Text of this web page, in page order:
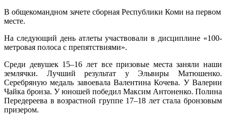
В общекомандном зачете сборная Республики Коми на первом
месте.
На следующий день атлеты участвовали в дисциплине «100-
метровая полоса с препятствиями».
Среди девушек 15–16 лет все призовые места заняли наши
землячки. Лучший результат у Эльвиры Матюшенко.
Серебряную медаль завоевала Валентина Кочева. У Валерии
Чайка бронза. У юношей победил Максим Антоненко. Полина
Передереева в возрастной группе 17–18 лет стала бронзовым
призером.